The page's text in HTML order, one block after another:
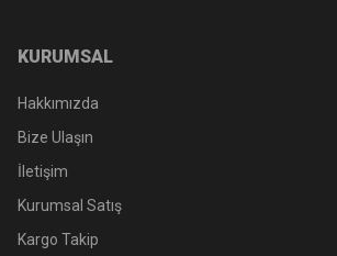
KURUMSAL
Hakkımızda
Bize Ulaşın
İletişim
Kurumsal Satış
Kargo Takip